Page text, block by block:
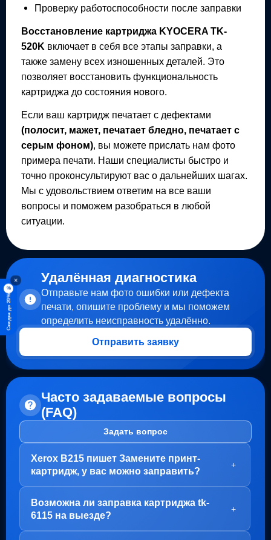
×
%
Скидка до 20%
Проверку работоспособности после заправки
Восстановление картриджа KYOCERA TK-
520K включает в себя все этапы заправки, а
также замену всех изношенных деталей. Это
позволяет восстановить функциональность
картриджа до состояния нового.
Если ваш картридж печатает с дефектами
(полосит, мажет, печатает бледно, печатает с
серым фоном), вы можете прислать нам фото
примера печати. Наши специалисты быстро и
точно проконсультируют вас о дальнейших шагах.
Мы с удовольствием ответим на все ваши
вопросы и поможем разобраться в любой
ситуации.
Удалённая диагностика
Отправьте нам фото ошибки или дефекта
печати, опишите проблему и мы поможем
определить неисправность удалённо.
Отправить заявку
Часто задаваемые вопросы
(FAQ)
Задать вопрос
Xerox B215 пишет Замените принт-
картридж, у вас можно заправить?
+
В вашем случае, заправка картриджа не требуется.
Проблема с блоком барабана (Принт-картридж), у
него просто закончился ресурс.
Возможна ли заправка картриджа tk-
6115 на выезде?
+